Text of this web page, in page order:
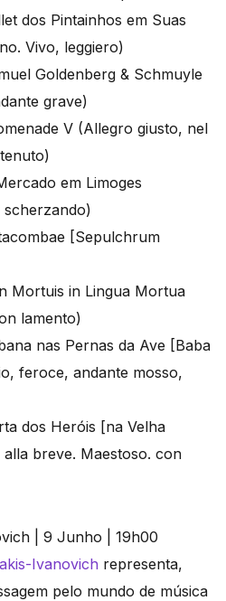
dos Pintainhos em Suas
Vivo, leggiero)
Goldenberg & Schmuyle
grave)
V (Allegro giusto, nel
em Limoges
[Sepulchrum
Mortuis in Lingua Mortua
lamento)
nas Pernas da Ave [Baba
feroce, andante mosso,
dos Heróis [na Velha
breve. Maestoso. con
Ivanovich representa,
pelo mundo de música